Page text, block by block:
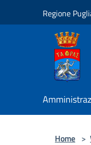
Regione
Home >